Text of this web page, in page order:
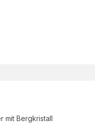
mit Bergkristall